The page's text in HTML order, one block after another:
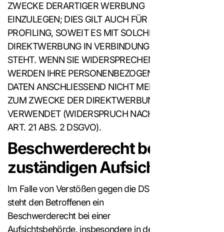
ZWECKE DERARTIGER WERBUNG
EINZULEGEN; DIES GILT AUCH FÜR DAS
PROFILING, SOWEIT ES MIT SOLCHER
DIREKTWERBUNG IN VERBINDUNG
STEHT. WENN SIE WIDERSPRECHEN,
WERDEN IHRE PERSONENBEZOGENEN
DATEN ANSCHLIESSEND NICHT MEHR
ZUM ZWECKE DER DIREKTWERBUNG
VERWENDET (WIDERSPRUCH NACH
ART. 21 ABS. 2 DSGVO).
Beschwerderecht bei der
zuständigen
Im Falle von Verstößen gegen die DSGVO
steht den Betroffenen ein
Beschwerderecht bei einer
Aufsichtsbehörde, insbesondere in dem